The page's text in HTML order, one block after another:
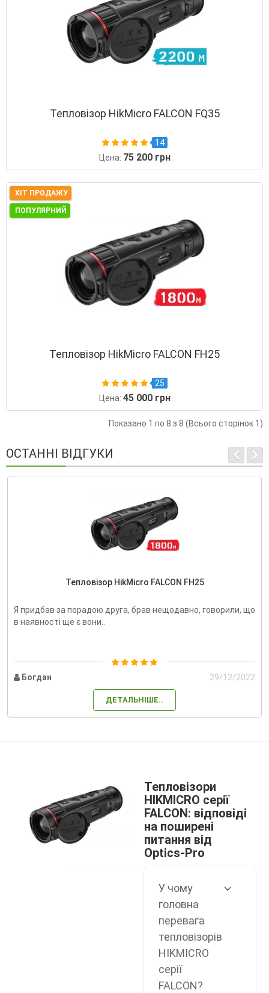
Тепловізор HikMicro FALCON FQ35
14
Цена: 75 200 грн
ХІТ ПРОДАЖУ
ПОПУЛЯРНИЙ
Тепловізор HikMicro FALCON FH25
25
Цена: 45 000 грн
Показано 1 по 8 з 8 (Всього сторінок 1)
ОСТАННІ ВІДГУКИ
Тепловізор HikMicro FALCON FH25
Я придбав за порадою друга, брав нещодавно, говорили, що
в наявності ще є вони..
Богдан 29/12/2022
ДЕТАЛЬНІШЕ..
Тепловізори
HIKMICRO серії
FALCON: відповіді
на поширені
питання від
Optics-Pro
У чому
головна
перевага
тепловізорів
HIKMICRO
серії
FALCON?